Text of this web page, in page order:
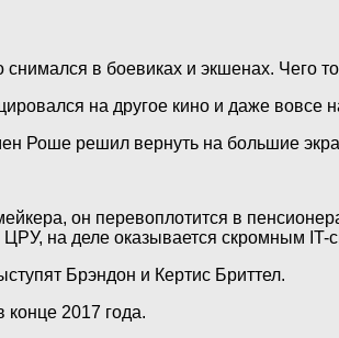
в боевиках и экшенах. Чего
на другое кино и даже вовсе
Роше решил вернуть на большие
он перевоплотится в
на деле оказывается скромным IT-
Брэндон и Кертис Бриттел.
2017 года.